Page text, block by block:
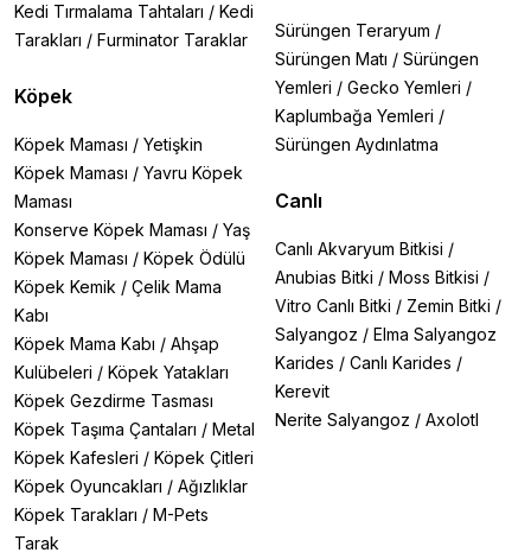
Kedi Tırmalama Tahtaları / Kedi
Tarakları / Furminator Taraklar
Köpek
Köpek Maması / Yetişkin
Köpek Maması / Yavru Köpek
Maması
Konserve Köpek Maması / Yaş
Köpek Maması / Köpek Ödülü
Köpek Kemik / Çelik Mama
Kabı
Köpek Mama Kabı / Ahşap
Kulübeleri / Köpek Yatakları
Köpek Gezdirme Tasması
Köpek Taşıma Çantaları / Metal
Köpek Kafesleri / Köpek Çitleri
Köpek Oyuncakları / Ağızlıklar
Köpek Tarakları / M-Pets
Tarak
Sürüngen Teraryum /
Sürüngen Matı / Sürüngen
Yemleri / Gecko Yemleri /
Kaplumbağa Yemleri /
Sürüngen Aydınlatma
Canlı
Canlı Akvaryum Bitkisi /
Anubias Bitki / Moss Bitkisi /
Vitro Canlı Bitki / Zemin Bitki /
Salyangoz / Elma Salyangoz
Karides / Canlı Karides /
Kerevit
Nerite Salyangoz / Axolotl